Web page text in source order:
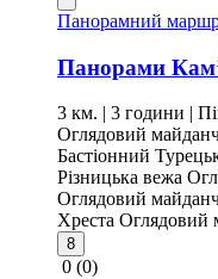
Панорамний
Панорами
3 км. | 3 години |
Оглядовий
Бастіонний
Різницька вежа
Оглядовий
Хреста Оглядовий
8
0 (0)